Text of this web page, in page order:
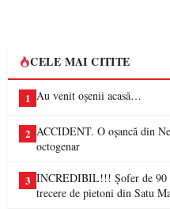
CELE MAI CITITE
1 Au venit oșenii acasă…
2 ACCIDENT. O oșancă din
octogenar
3 INCREDIBIL!!! Șofer de 90
trecere de pietoni din Satu